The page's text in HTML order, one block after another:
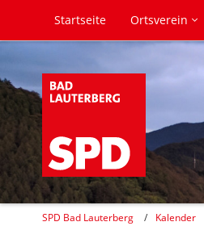
Startseite Ortsverein
SPD Bad Lauterberg Kalender